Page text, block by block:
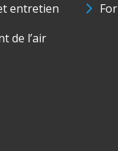
entretien
de l’air